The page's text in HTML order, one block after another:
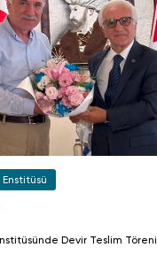
Devir Teslim Töreni